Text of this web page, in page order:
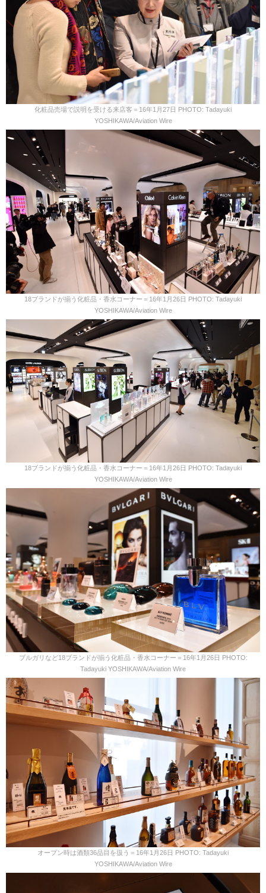
化粧品売場で説明を受ける来店客＝16年1月27日 PHOTO: Tadayuki
YOSHIKAWA/Aviation Wire
18ブランドが揃う化粧品・香水コーナー＝16年1月26日 PHOTO: Tadayuki
YOSHIKAWA/Aviation Wire
18ブランドが揃う化粧品・香水コーナー＝16年1月26日 PHOTO: Tadayuki
YOSHIKAWA/Aviation Wire
ブルガリなど18ブランドが揃う化粧品・香水コーナー＝16年1月26日 PHOTO:
Tadayuki YOSHIKAWA/Aviation Wire
オープン時は酒類36品目を扱う＝16年1月26日 PHOTO: Tadayuki
YOSHIKAWA/Aviation Wire